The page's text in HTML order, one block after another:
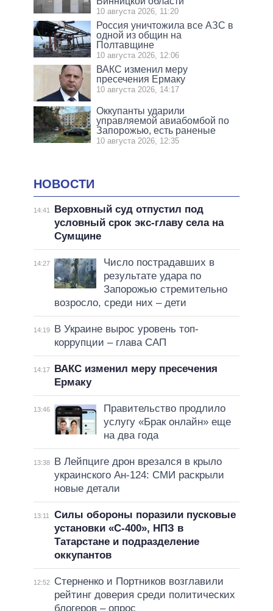
10 августа 2026, 11:20
Россия уничтожила все АЗС в
одной из общин на
Полтавщине
10 августа 2026, 12:06
ВАКС изменил меру
пресечения Ермаку
10 августа 2026, 14:17
Оккупанты ударили
управляемой авиабомбой по
Запорожью, есть раненые
10 августа 2026, 12:35
НОВОСТИ
14:41
Верховный суд отпустил под
условный срок экс-главу села на
Сумщине
14:27
Число пострадавших в
результате удара по
Запорожью стремительно
возросло, среди них – дети
14:19
В Украине вырос уровень топ-
коррупции – глава САП
14:17
ВАКС изменил меру пресечения
Ермаку
13:46
Правительство продлило
услугу «Брак онлайн» еще
на два года
13:38
В Лейпциге дрон врезался в крыло
украинского Ан-124: СМИ раскрыли
новые детали
13:11
Силы обороны поразили пусковые
установки «С-400», НПЗ в
Татарстане и подразделение
оккупантов
12:52
Стерненко и Портников возглавили
рейтинг доверия среди политических
блогеров – опрос